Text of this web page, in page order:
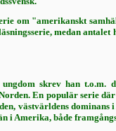
om "amerikanskt
medan
skrev han t.o.m.
En populär serie
västvärldens
i Amerika, både